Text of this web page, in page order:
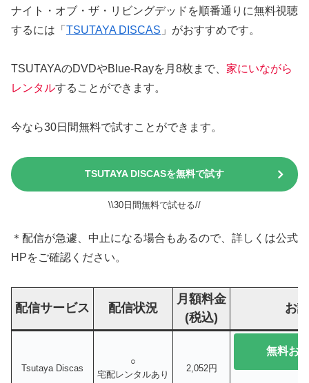
ナイト・オブ・ザ・リビングデッドを順番通りに無料視聴
するには「 TSUTAYA DISCAS 」がおすすめです。
TSUTAYAのDVDやBlue-Rayを月8枚まで、 家にいながら
レンタルすることができます。
今なら30日間無料で試すことができます。
TSUTAYA DISCASを無料で試す
\\30日間無料で試せる//
＊配信が急遽、中止になる場合もあるので、詳しくは公式
HPをご確認ください。
配信サービス 配信状況
月額料金
(税込)
お
Tsutaya Discas
○
宅配レンタルあり
2,052円
無料お